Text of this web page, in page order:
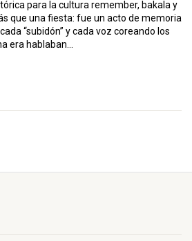
para la cultura remember, bakala y
que una fiesta: fue un acto de memoria
“subidón” y cada voz coreando los
era hablaban...